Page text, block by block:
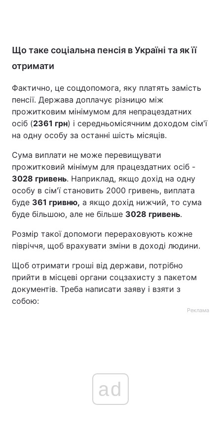
Що таке соціальна пенсія в Україні та як її
отримати
Фактично, це соцдопомога, яку платять замість
пенсії. Держава доплачує різницю між
прожитковим мінімумом для непрацездатних
осіб (2361 грн) і середньомісячним доходом сім'ї
на одну особу за останні шість місяців.
Сума виплати не може перевищувати
прожитковий мінімум для працездатних осіб -
3028 гривень. Наприклад, якщо дохід на одну
особу в сім'ї становить 2000 гривень, виплата
буде 361 гривню, а якщо дохід нижчий, то сума
буде більшою, але не більше 3028 гривень.
Розмір такої допомоги перераховують кожне
півріччя, щоб врахувати зміни в доході людини.
Щоб отримати гроші від держави, потрібно
прийти в місцеві органи соцзахисту з пакетом
документів. Треба написати заяву і взяти з
собою:
Реклама
ad